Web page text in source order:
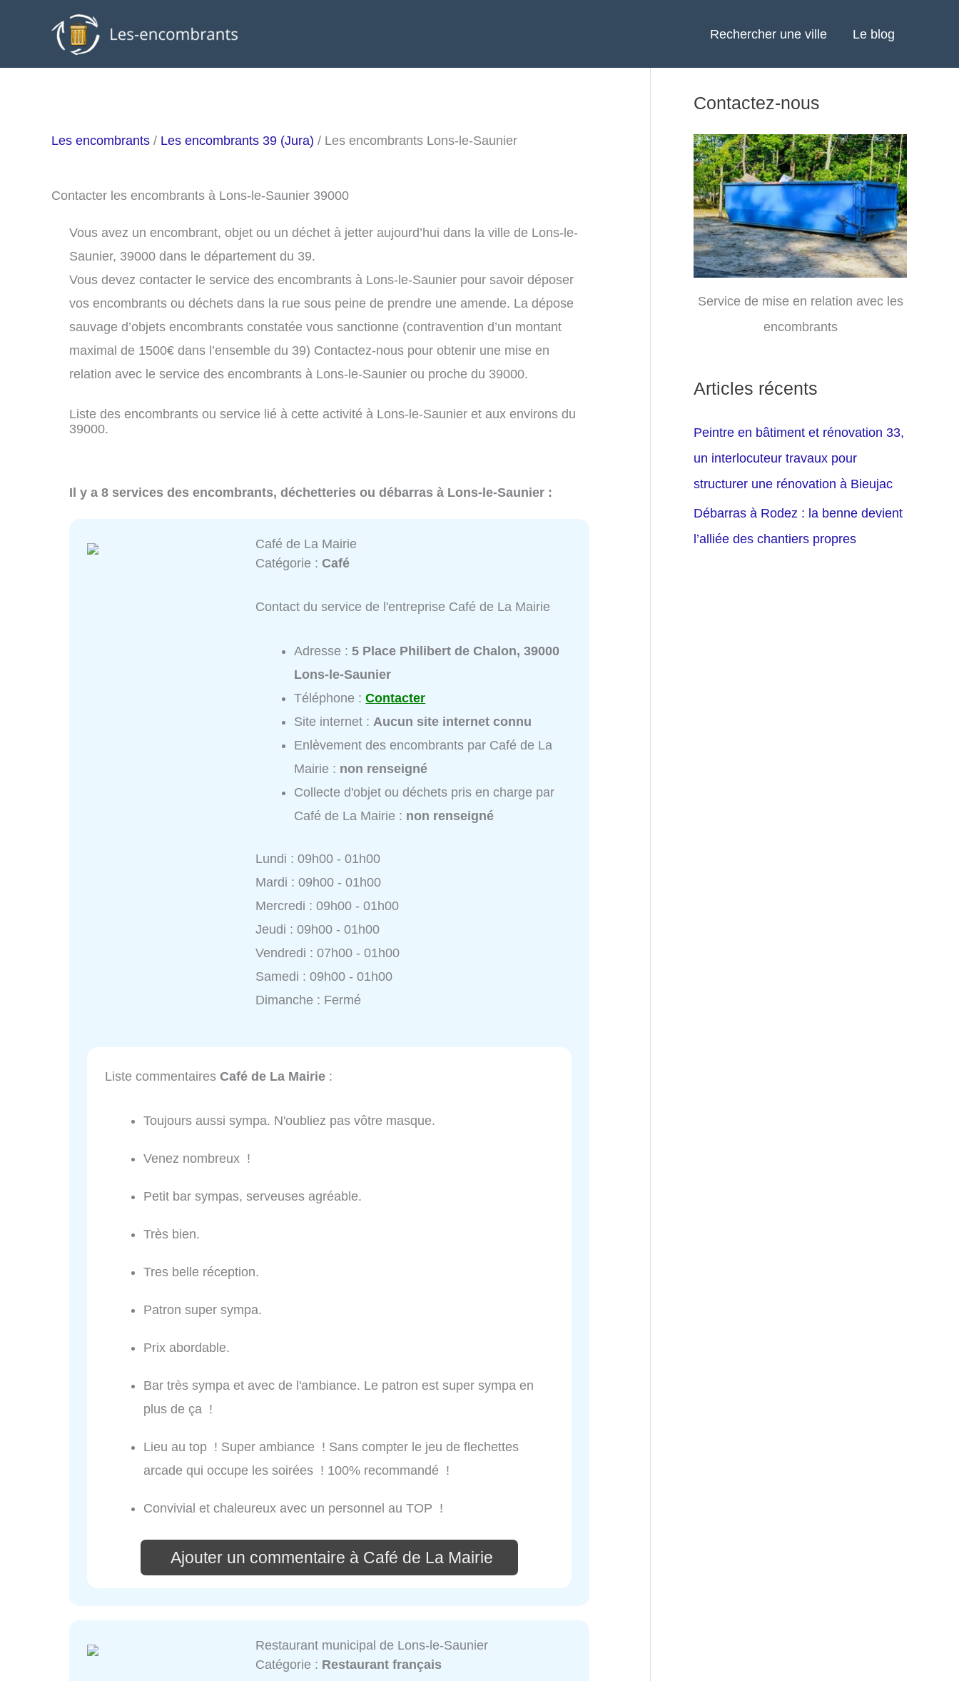
Rechercher une ville Le blog
Les encombrants / Les encombrants 39 (Jura) / Les encombrants Lons-le-Saunier
Contacter les encombrants à Lons-le-Saunier 39000
Vous avez un encombrant, objet ou un déchet à jetter aujourd’hui dans la ville de Lons-le-
Saunier, 39000 dans le département du 39.
Vous devez contacter le service des encombrants à Lons-le-Saunier pour savoir déposer
vos encombrants ou déchets dans la rue sous peine de prendre une amende. La dépose
sauvage d’objets encombrants constatée vous sanctionne (contravention d’un montant
maximal de 1500€ dans l’ensemble du 39) Contactez-nous pour obtenir une mise en
relation avec le service des encombrants à Lons-le-Saunier ou proche du 39000.
Liste des encombrants ou service lié à cette activité à Lons-le-Saunier et aux environs du
39000.
Il y a 8 services des encombrants, déchetteries ou débarras à Lons-le-Saunier :
Café de La Mairie
Catégorie :Café
Contact du service de l'entreprise Café de La Mairie
Adresse :5 Place Philibert de Chalon, 39000
Lons-le-Saunier
Téléphone :Contacter
Site internet :Aucun site internet connu
Enlèvement des encombrants par Café de La
Mairie : non renseigné
Collecte d'objet ou déchets pris en charge par
Café de La Mairie : non renseigné
Lundi : 09h00 - 01h00
Mardi : 09h00 - 01h00
Mercredi : 09h00 - 01h00
Jeudi : 09h00 - 01h00
Vendredi : 07h00 - 01h00
Samedi : 09h00 - 01h00
Dimanche : Fermé
Liste commentaires Café de La Mairie :
Toujours aussi sympa. N'oubliez pas vôtre masque.
Venez nombreux !
Petit bar sympas, serveuses agréable.
Très bien.
Tres belle réception.
Patron super sympa.
Prix abordable.
Bar très sympa et avec de l'ambiance. Le patron est super sympa en
plus de ça !
Lieu au top ! Super ambiance ! Sans compter le jeu de flechettes
arcade qui occupe les soirées ! 100% recommandé !
Convivial et chaleureux avec un personnel au TOP !
Ajouter un commentaire à Café de La Mairie
Restaurant municipal de Lons-le-Saunier
Catégorie : Restaurant français
Contactez-nous
Service de mise en relation avec les
encombrants
Articles récents
Peintre en bâtiment et rénovation 33,
un interlocuteur travaux pour
structurer une rénovation à Bieujac
Débarras à Rodez : la benne devient
l’alliée des chantiers propres